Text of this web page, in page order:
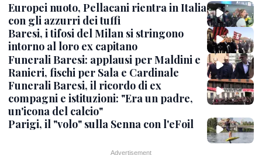
Europei nuoto, Pellacani rientra in Italia
con gli azzurri dei tuffi
Baresi, i tifosi del Milan si stringono
intorno al loro ex capitano
Funerali Baresi: applausi per Maldini e
Ranieri, fischi per Sala e Cardinale
Funerali Baresi, il ricordo di ex
compagni e istituzioni: "Era un padre,
un'icona del calcio"
Parigi, il "volo" sulla Senna con l'eFoil